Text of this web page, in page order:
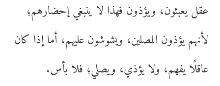
عقل يعبثون، ويؤذون فهذا لا ينبغي إحضارهم؛
لأنهم يؤذون المصلين، ويشوشون عليهم، أما إذا كان
عاقلًا يفهم، ولا يؤذي، ويصلي؛ فلا بأس.